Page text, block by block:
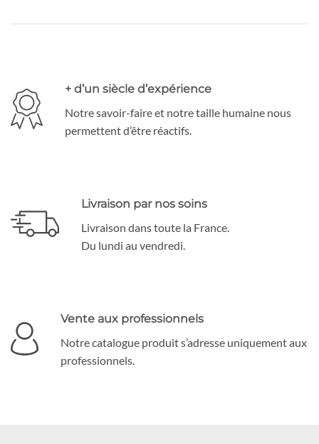
+ d’un siècle d’expérience
Notre savoir-faire et notre taille humaine nous
permettent d’être réactifs.
Livraison par nos soins
Livraison dans toute la France.
Du lundi au vendredi.
Vente aux professionnels
Notre catalogue produit s’adresse uniquement aux
professionnels.